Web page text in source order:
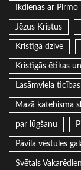
Ikdienas ar
Jēzus Kristus
Kristīgā dzīve
Kristīgās ētikas
Lasāmviela
Mazā katehisma
par lūgšanu
Pāvila vēstules
Svētais